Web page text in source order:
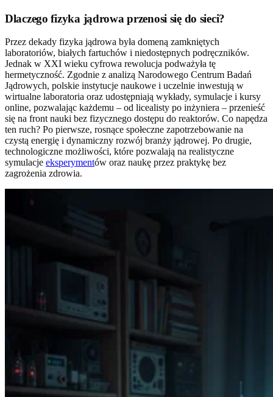
Dlaczego fizyka jądrowa przenosi się do sieci?
Przez dekady fizyka jądrowa była domeną zamkniętych
laboratoriów, białych fartuchów i niedostępnych podręczników.
Jednak w XXI wieku cyfrowa rewolucja podważyła tę
hermetyczność. Zgodnie z analizą Narodowego Centrum Badań
Jądrowych, polskie instytucje naukowe i uczelnie inwestują w
wirtualne laboratoria oraz udostępniają wykłady, symulacje i kursy
online, pozwalając każdemu – od licealisty po inżyniera – przenieść
się na front nauki bez fizycznego dostępu do reaktorów. Co napędza
ten ruch? Po pierwsze, rosnące społeczne zapotrzebowanie na
czystą energię i dynamiczny rozwój branży jądrowej. Po drugie,
technologiczne możliwości, które pozwalają na realistyczne
symulacje eksperymentów oraz naukę przez praktykę bez
zagrożenia zdrowia.